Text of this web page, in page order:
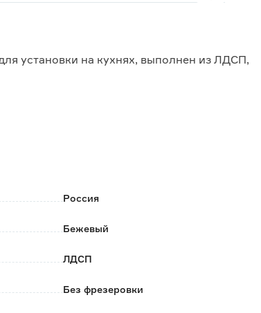
установки на кухнях, выполнен из ЛДСП,
ножками, цоколем из ЛДСП, крепежной
упаковке и требует сборки.
Россия
Бежевый
ЛДСП
Без фрезеровки